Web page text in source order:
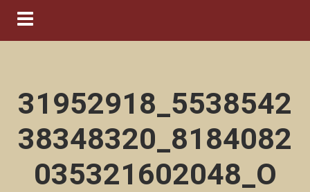
Navigation ein-/ausblenden
31952918_5538542
38348320_8184082
035321602048_O